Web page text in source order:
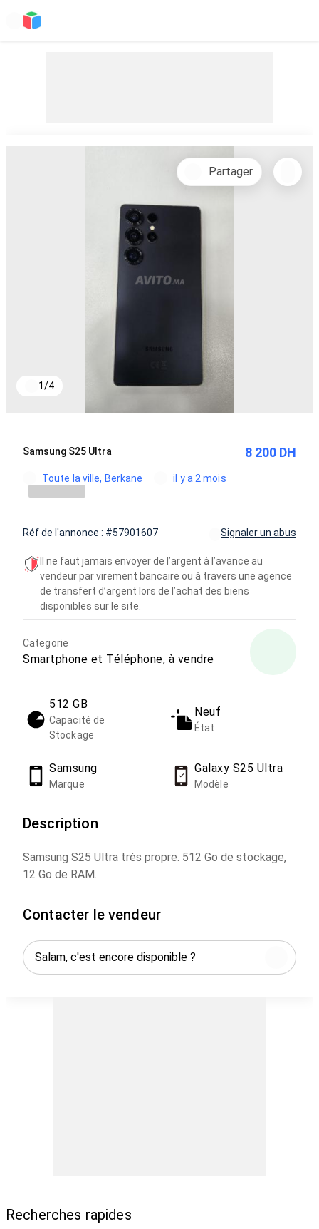
1/4
Partager
Samsung S25 Ultra 8 200 DH
Toute la ville, Berkane il y a 2 mois
Réf de l'annonce : #57901607 Signaler un abus
Il ne faut jamais envoyer de l’argent à l’avance au
vendeur par virement bancaire ou à travers une agence
de transfert d’argent lors de l’achat des biens
disponibles sur le site.
Categorie
Smartphone et Téléphone, à vendre
512 GB
Capacité de
Stockage
Neuf
État
Samsung
Marque
Galaxy S25 Ultra
Modèle
Description
Samsung S25 Ultra très propre. 512 Go de stockage,
12 Go de RAM.
Contacter le vendeur
Recherches rapides